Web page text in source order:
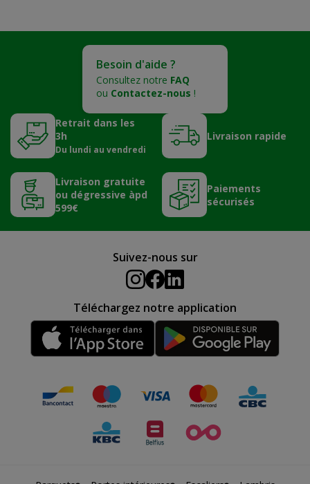
Besoin d'aide ?
Consultez notre FAQ
ou Contactez-nous !
Retrait dans les
3h
Du lundi au vendredi
Livraison rapide
Livraison gratuite
ou dégressive àpd
599€
Paiements
sécurisés
Suivez-nous sur
Téléchargez notre application